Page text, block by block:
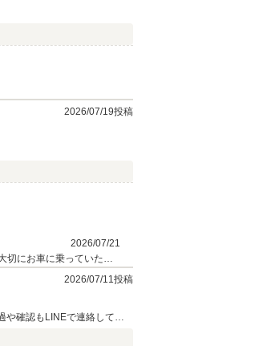
2026/07/19投稿
2026/07/21
切にお車に乗っていただ
社にお越しくださいま
2026/07/11投稿
や確認もLINEで連絡してく